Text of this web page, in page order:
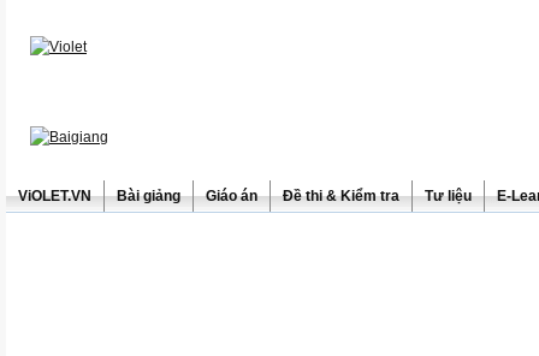
ViOLET.VN Bài giảng Giáo án Đề thi & Kiểm tra Tư liệu E-